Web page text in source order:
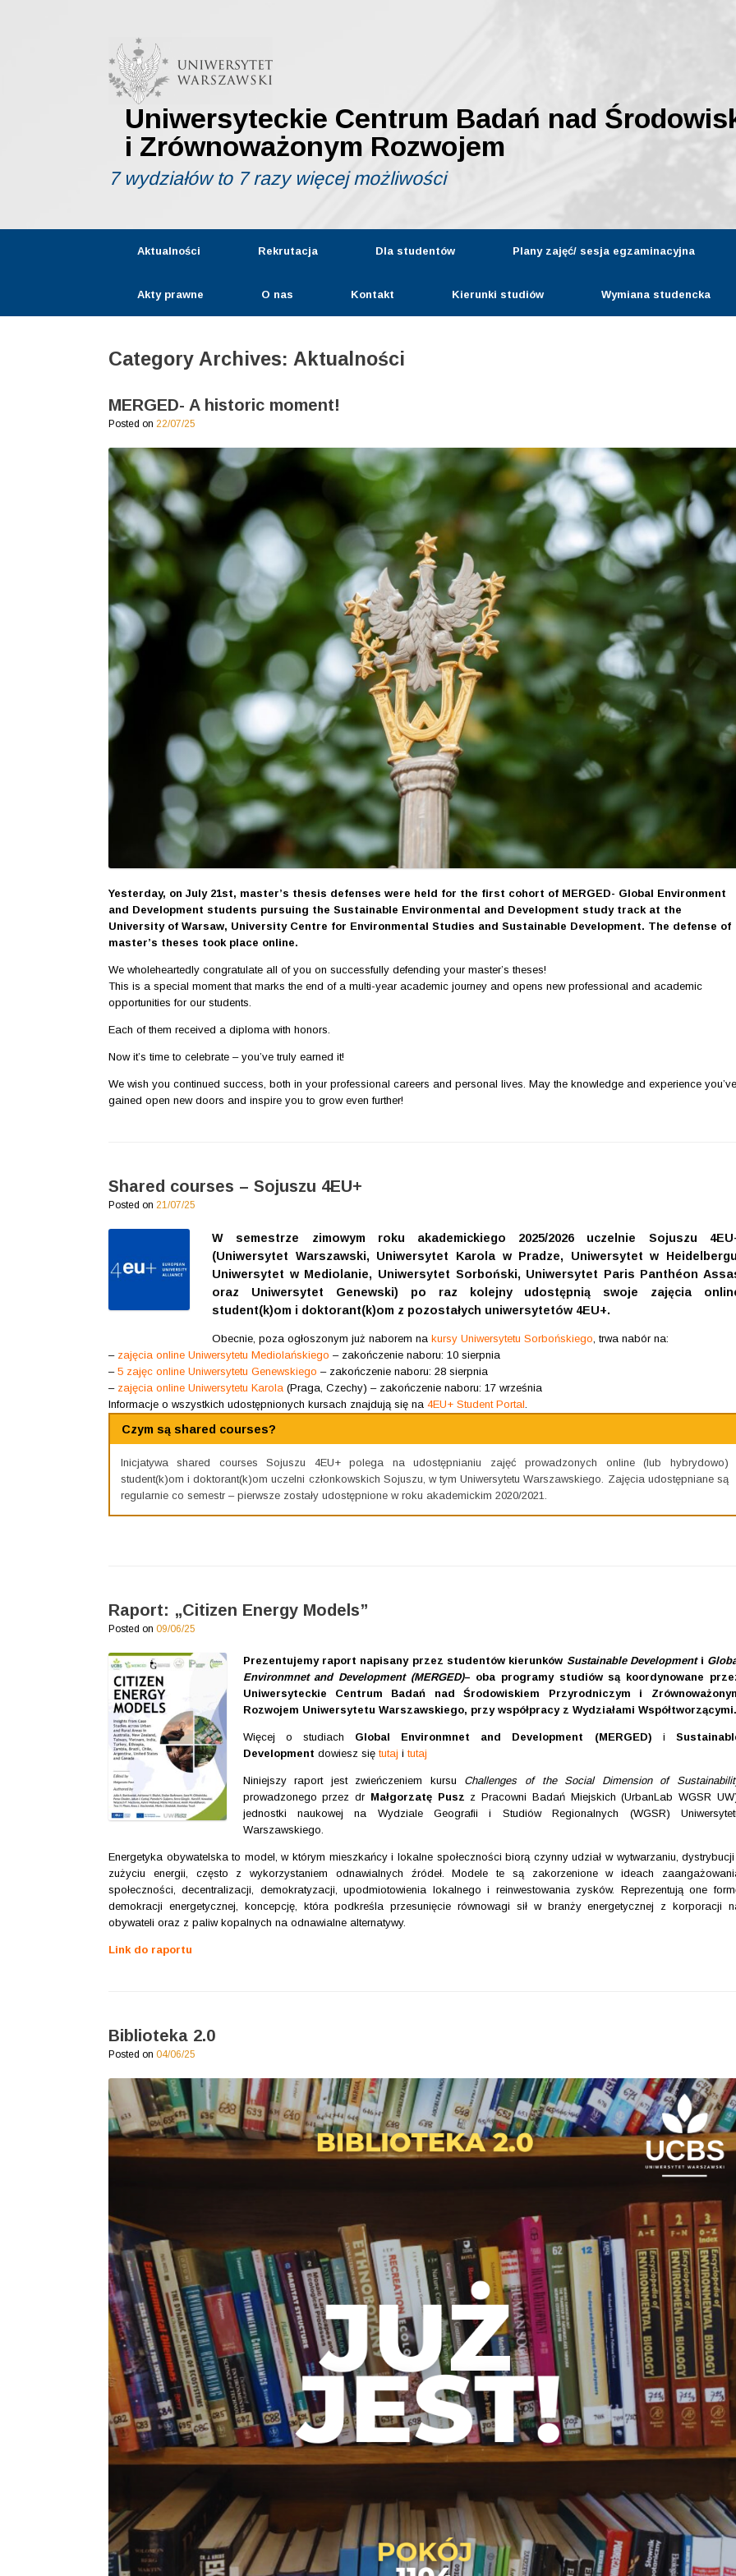
Uniwersyteckie Centrum Badań nad
i Zrównoważonym Rozwojem
7 wydziałów to 7 razy więcej możliwości
Aktualności Rekrutacja Dla studentów Plany zajęć/ sesja egzaminacyjna
Akty prawne O nas Kontakt Kierunki studiów Wymiana studencka
Category Archives: Aktualności
MERGED- A historic moment!
Posted on 22/07/25
Yesterday, on July 21st, master’s thesis defenses were held for the first cohort of MERGED- Global Environment
and Development students pursuing the Sustainable Environmental and Development study track at the
University of Warsaw, University Centre for Environmental Studies and Sustainable Development. The defense of
master’s theses took place online.
We wholeheartedly congratulate all of you on successfully defending your master’s theses!
This is a special moment that marks the end of a multi-year academic journey and opens new professional and academic
opportunities for our students.
Each of them received a diploma with honors.
Now it’s time to celebrate – you’ve truly earned it!
We wish you continued success, both in your professional careers and personal lives. May the knowledge and experience you’ve
gained open new doors and inspire you to grow even further!
Shared courses – Sojuszu 4EU+
Posted on 21/07/25
W semestrze zimowym roku akademickiego 2025/2026 uczelnie Sojuszu
(Uniwersytet Warszawski, Uniwersytet Karola w Pradze, Uniwersytet w
Uniwersytet w Mediolanie, Uniwersytet Sorboński, Uniwersytet Paris Panthéon
oraz Uniwersytet Genewski) po raz kolejny udostępnią swoje zajęcia
student(k)om i doktorant(k)om z pozostałych uniwersytetów 4EU+.
Obecnie, poza ogłoszonym już naborem nakursy Uniwersytetu Sorbońskiego, trwa nabór na:
– zajęcia online Uniwersytetu Mediolańskiego – zakończenie naboru: 10 sierpnia
– 5 zajęc online Uniwersytetu Genewskiego – zakończenie naboru: 28 sierpnia
– zajęcia online Uniwersytetu Karola (Praga, Czechy) – zakończenie naboru: 17 września
Informacje o wszystkich udostępnionych kursach znajdują się na 4EU+ Student Portal.
Czym są shared courses?
Inicjatywa shared courses Sojuszu 4EU+ polega na udostępnianiu zajęć prowadzonych online (lub hybrydowo)
student(k)om i doktorant(k)om uczelni członkowskich Sojuszu, w tym Uniwersytetu Warszawskiego. Zajęcia udostępniane są
regularnie co semestr – pierwsze zostały udostępnione w roku akademickim 2020/2021.
Raport: „Citizen Energy Models”
Posted on 09/06/25
Prezentujemy raport napisany przez studentów kierunków Sustainable Developmenti
Environmnet and Development (MERGED)– oba programy studiów są koordynowane
Uniwersyteckie Centrum Badań nad Środowiskiem Przyrodniczym i
Rozwojem Uniwersytetu Warszawskiego, przy współpracy z Wydziałami Współtworzącymi.
Więcej o studiach Global Environmnet and Development (MERGED) i
Development dowiesz się tutaj i tutaj
Niniejszy raport jest zwieńczeniem kursu Challenges of the Social Dimension of
prowadzonego przez dr Małgorzatę Pusz z Pracowni Badań Miejskich (UrbanLab WGSR
jednostki naukowej na Wydziale Geografii i Studiów Regionalnych (WGSR)
Warszawskiego.
Energetyka obywatelska to model, w którym mieszkańcy i lokalne społeczności biorą czynny udział w wytwarzaniu,
zużyciu energii, często z wykorzystaniem odnawialnych źródeł. Modele te są zakorzenione w ideach
społeczności, decentralizacji, demokratyzacji, upodmiotowienia lokalnego i reinwestowania zysków. Reprezentują one
demokracji energetycznej, koncepcję, która podkreśla przesunięcie równowagi sił w branży energetycznej z korporacji
obywateli oraz z paliw kopalnych na odnawialne alternatywy.
Link do raportu
Biblioteka 2.0
Posted on 04/06/25